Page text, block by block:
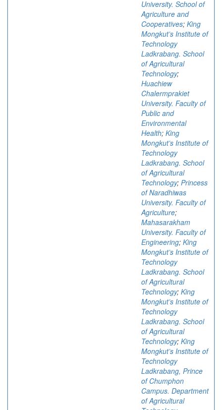
University. School of
Agriculture and
Cooperatives; King
Mongkut’s Institute of
Technology
Ladkrabang. School
of Agricultural
Technology;
Huachiew
Chalermprakiet
University. Faculty of
Public and
Environmental
Health; King
Mongkut’s Institute of
Technology
Ladkrabang. School
of Agricultural
Technology; Princess
of Naradhiwas
University. Faculty of
Agriculture;
Mahasarakham
University. Faculty of
Engineering; King
Mongkut’s Institute of
Technology
Ladkrabang. School
of Agricultural
Technology; King
Mongkut’s Institute of
Technology
Ladkrabang. School
of Agricultural
Technology; King
Mongkut’s Institute of
Technology
Ladkrabang, Prince
of Chumphon
Campus. Department
of Agricultural